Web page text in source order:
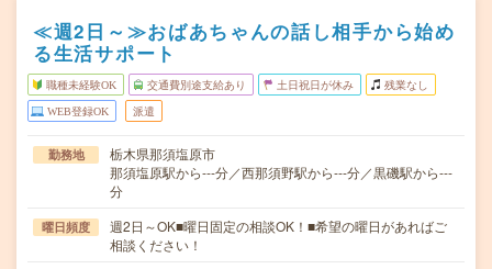
≪週2日～≫おばあちゃんの話し相手から始め
る生活サポート
職種未経験OK 交通費別途支給あり 土日祝日が休み 残業なし
WEB登録OK 派遣
勤務地
栃木県那須塩原市
那須塩原駅から---分／西那須野駅から---分／黒磯駅から---
分
曜日頻度
週2日～OK■曜日固定の相談OK！■希望の曜日があればご
相談ください！